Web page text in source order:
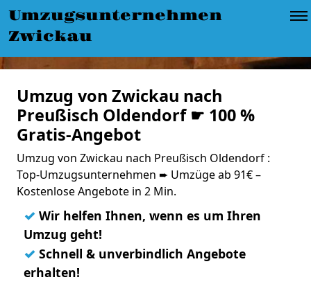
Umzugsunternehmen
Zwickau
Umzug von Zwickau nach
Preußisch Oldendorf ☛ 100 %
Gratis-Angebot
Umzug von Zwickau nach Preußisch Oldendorf :
Top-Umzugsunternehmen ➨ Umzüge ab 91€ –
Kostenlose Angebote in 2 Min.
✓ Wir helfen Ihnen, wenn es um Ihren
Umzug geht!
✓ Schnell & unverbindlich Angebote
erhalten!